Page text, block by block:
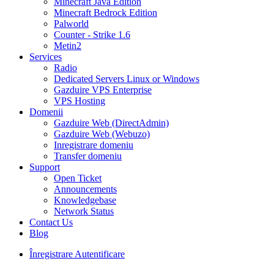
Minecraft Bedrock Edition
Palworld
Counter - Strike 1.6
Metin2
Services
Radio
Dedicated Servers Linux or Windows
Gazduire VPS Enterprise
VPS Hosting
Domenii
Gazduire Web (DirectAdmin)
Gazduire Web (Webuzo)
Inregistrare domeniu
Transfer domeniu
Support
Open Ticket
Announcements
Knowledgebase
Network Status
Contact Us
Blog
Înregistrare Autentificare